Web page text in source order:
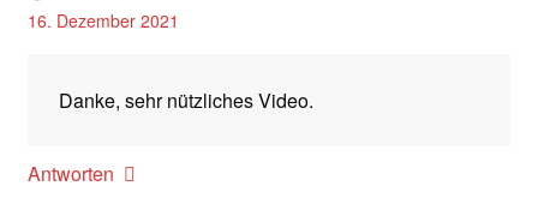
16. Dezember 2021
Danke, sehr nützliches Video.
Antworten